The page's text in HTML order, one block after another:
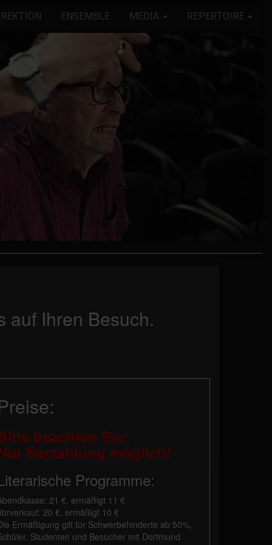
ENSEMBLE MEDIA REPERTOIRE
auf Ihren Besuch.
beachten Sie:
Barzahlung möglich!
Programme:
21 €, ermäßigt 11 €
20 €, ermäßigt 10 €
Ermäßigung gilt für Schwerbehinderte ab 50%,
Studenten und Besucher mit Dortmund